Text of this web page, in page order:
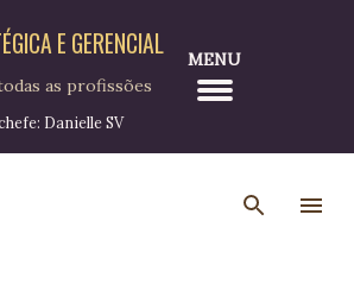
para o conteúdo principal
E GERENCIAL
as profissões
Danielle SV
MENU